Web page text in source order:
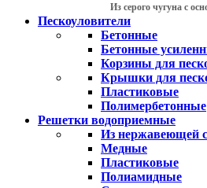
Из серого чугуна с
Пескоуловители
Бетонные
Бетонные
Корзины для
Крышки для
Пластиковые
Полимербетонные
Решетки водоприемные
Из нержавеющей
Медные
Пластиковые
Полиамидные